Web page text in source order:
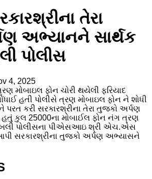
તેરા
અભ્યાનને સાર્થક
પોલીસ
4, 2025
મોબાઇલ ફોન ચોરી થયેલી ફરિયાદ
હતી પોલીસે ત્રણ મોબાઇલ ફોન ને શોધી
પરત કરી સરકારશ્રીના તેરા તુજકો અર્પણ
હતું કુલ 25000ના મોબાઈલ ફોન નંગ ત્રણ
પોલીસના પીએસઆઇ શ્રી એચ.એસ
સરકારશ્રીના તુજકો અર્પણ અભ્યાસને